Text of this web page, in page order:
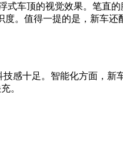
车顶的视觉效果。笔直
。值得一提的是，新车
十足。智能化方面，新
。